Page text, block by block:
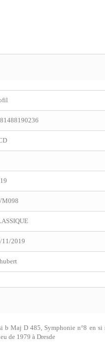
11/2019
b Maj D 485, Symphonie n°8 en
de 1979 à Dresde